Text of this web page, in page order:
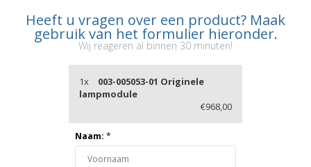
Heeft u vragen over een product? Maak
gebruik van het formulier hieronder.
Wij reageren al binnen 30 minuten!
1x
003-005053-01 Originele
lampmodule
€968,00
Naam: *